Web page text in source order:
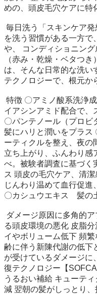
めの、頭皮毛穴ケアに特
を洗う習慣がある一方で
や、 コンディショニン
（赤み・乾燥・ベタつ
は、そんな日常的な洗い
テクノロジーで、根元か
イアシンアミド配合で、
〇パンテノール（プロビ
髪にハリと潤いをプラス
ーティクルを整え、夜
立ち上がり、ふんわり
べ。被験者調査に基づく
ス 頭皮の毛穴ケア、清
じんわり温めて血行促進
〇カシュウエキス　髪の
る頭皮環境の悪化 皮脂
イやボリューム低下 頻
齢に伴う新陳代謝の低下
が受けているダメージに
復テクノロジー【
うるおい補給 キューテ
減 翌朝の髪がしっとり、